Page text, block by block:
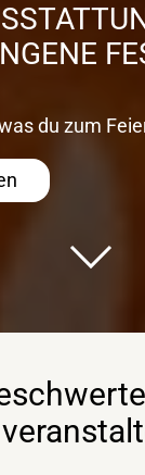
du zum